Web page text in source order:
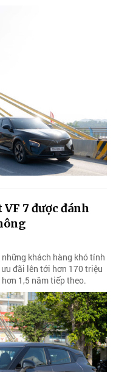
7 được đánh
khách hàng khó tính
đãi lên tới hơn 170 triệu
1,5 năm tiếp theo.